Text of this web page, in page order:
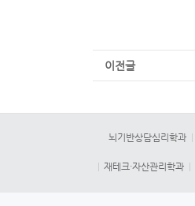
이전글
뇌기반상담심리학과
재테크·자산관리학과